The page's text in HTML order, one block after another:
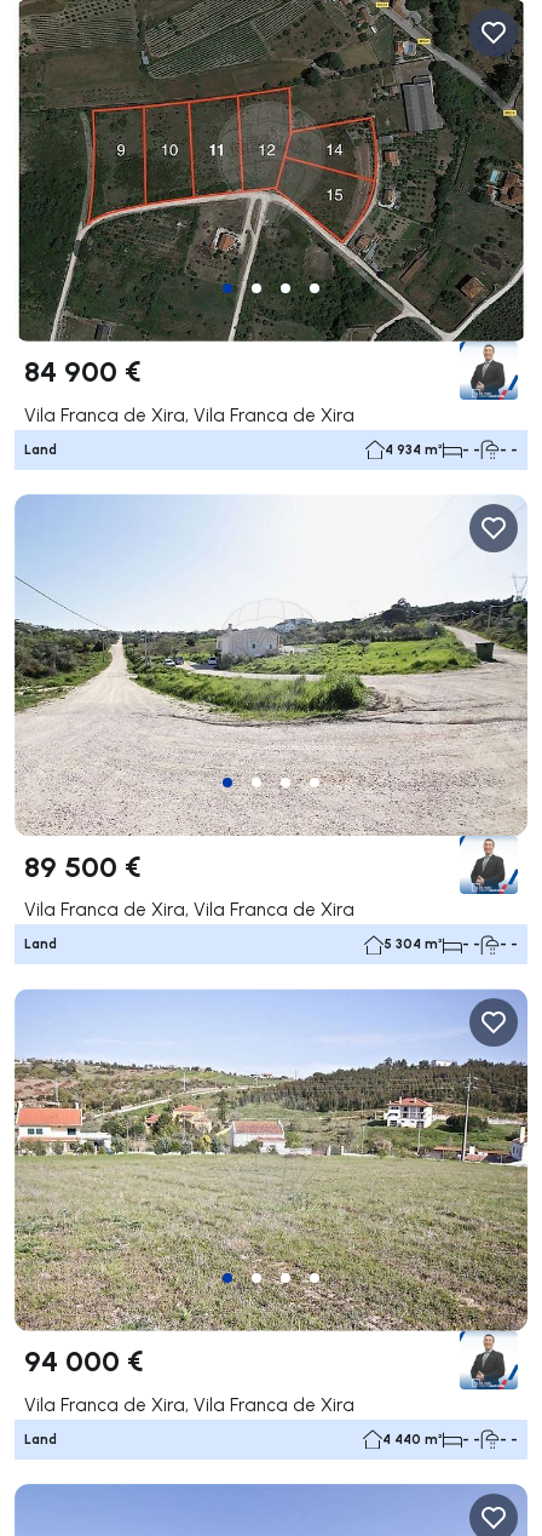
84 900 €
Vila Franca de Xira, Vila Franca de Xira
Land 4 934 m² - - - -
89 500 €
Vila Franca de Xira, Vila Franca de Xira
Land 5 304 m² - - - -
94 000 €
Vila Franca de Xira, Vila Franca de Xira
Land 4 440 m² - - - -